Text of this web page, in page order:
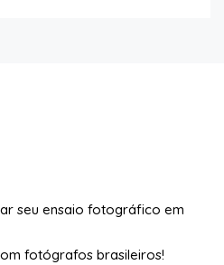
seu ensaio fotográfico em
fotógrafos brasileiros!